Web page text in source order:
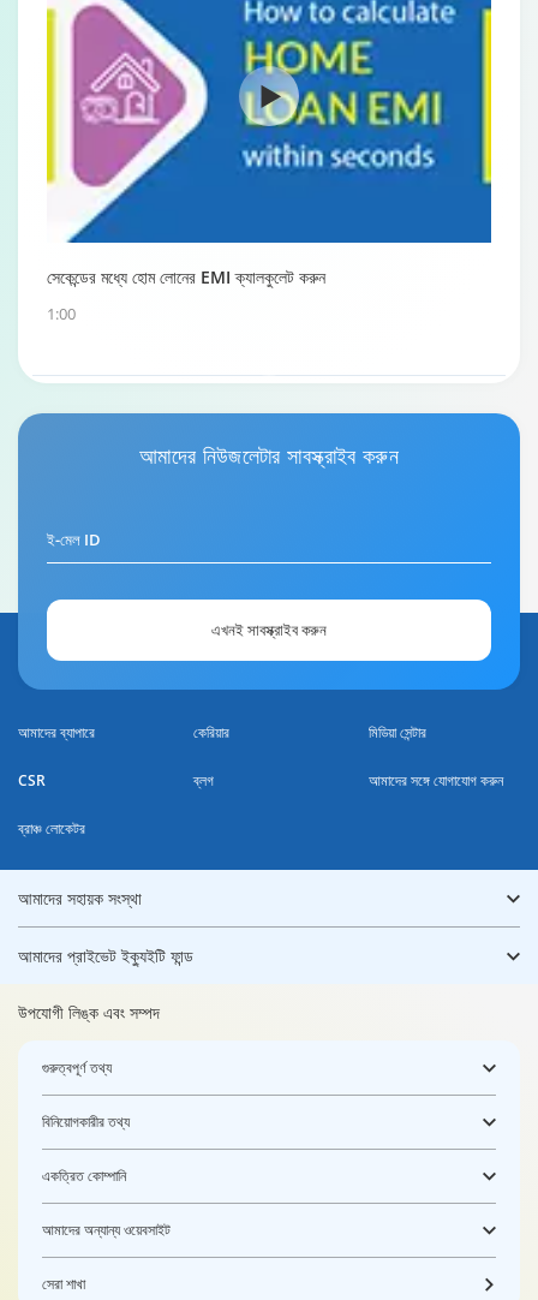
সেকেন্ডের মধ্যে হোম লোনের EMI ক্যালকুলেট করুন
1:00
আমাদের নিউজলেটার সাবস্ক্রাইব করুন
ই-মেল ID
এখনই সাবস্ক্রাইব করুন
আমাদের ব্যাপারে কেরিয়ার মিডিয়া সেন্টার
CSR ব্লগ আমাদের সঙ্গে যোগাযোগ করুন
ব্রাঞ্চ লোকেটর
আমাদের সহায়ক সংস্থা
আমাদের প্রাইভেট ইক্যুইটি ফান্ড
উপযোগী লিঙ্ক এবং সম্পদ
গুরুত্বপূর্ণ তথ্য
বিনিয়োগকারীর তথ্য
একত্রিত কোম্পানি
আমাদের অন্যান্য ওয়েবসাইট
সেরা শাখা